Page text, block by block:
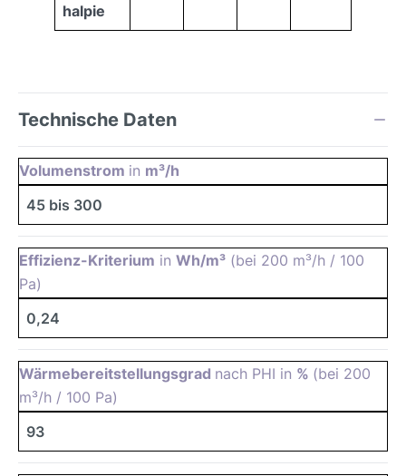
halpie
Technische Daten
Volumenstrom in m³/h
45 bis 300
Effizienz-Kriterium in Wh/m³ (bei 200 m³/h / 100
Pa)
0,24
Wärmebereitstellungsgrad nach PHI in % (bei 200
m³/h / 100 Pa)
93